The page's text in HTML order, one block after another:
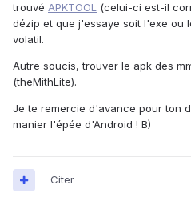
trouvé APKTOOL (celui-ci est-il
dézip et que j'essaye soit l'exe ou
volatil.
Autre soucis, trouver le apk des
(theMithLite).
Je te remercie d'avance pour ton
manier l'épée d'Android ! B)
Citer